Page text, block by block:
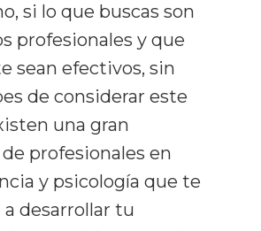
si lo que buscas son
profesionales y que
sean efectivos, sin
de considerar este
una gran
profesionales en
y psicología que te
a desarrollar tu
Blog
Todos Los Artículos
Lectura Rápida
Técnicas De Estudio
Comprensión
Contacto